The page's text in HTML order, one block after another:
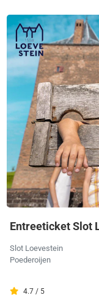
Entreeticket Slot
Slot Loevestein
Poederoijen
4.7 / 5